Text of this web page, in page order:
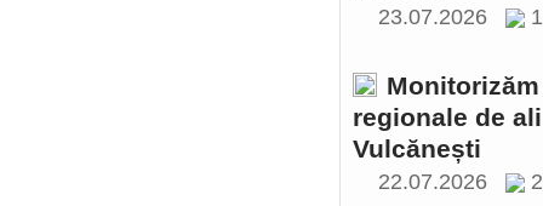
23.07.2026
regionale de
Vulcănești
22.07.2026